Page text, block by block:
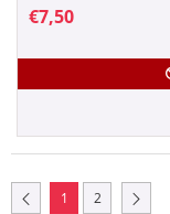
€7,50
1 2